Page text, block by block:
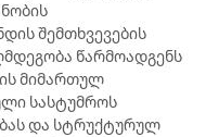
შემთხვევების
წარმოადგენს
მიმართულ
სასტუმროს
და სტრუქტურულ